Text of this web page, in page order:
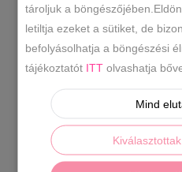
CÍMKÉK
Kényelmes köves
Származási hely:EU
tároljuk a
letiltja ezeket a sütiket, de
befolyásolhatja a böngészési
tájékoztatót ITT olvashatja
Mind